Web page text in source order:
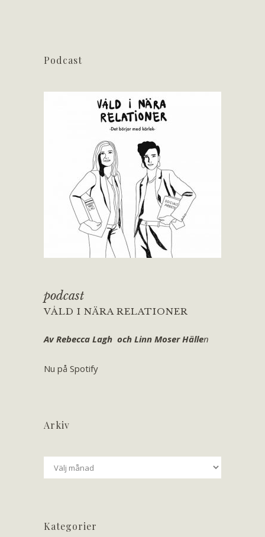
Podcast
podcast
VÅLD I NÄRA RELATIONER
Av Rebecca Lagh och Linn Moser Hällen
Nu på Spotify
Arkiv
Arkiv
Kategorier